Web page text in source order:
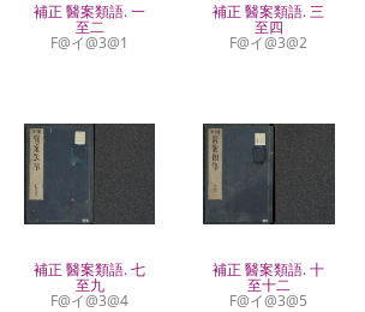
補正 醫案類語. 一
至二
F@イ@3@1
補正 醫案類語. 三
至四
F@イ@3@2
補正 醫案類語. 七
至九
F@イ@3@4
補正 醫案類語. 十
至十二
F@イ@3@5